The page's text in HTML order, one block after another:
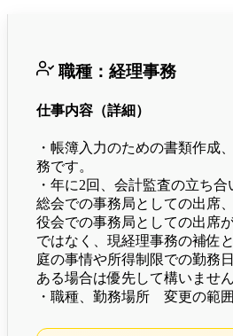
職種：経理事務
仕事内容（詳細）
・帳簿入力のための書類作成
務です。
・年に2回、会計監査の立ち
総会での事務局としての出席
役会での事務局としての出席
ではなく、現経理事務の補佐
庭の事情や所得制限での勤務
ある場合は優先して構いません
・職種、勤務場所 変更の範